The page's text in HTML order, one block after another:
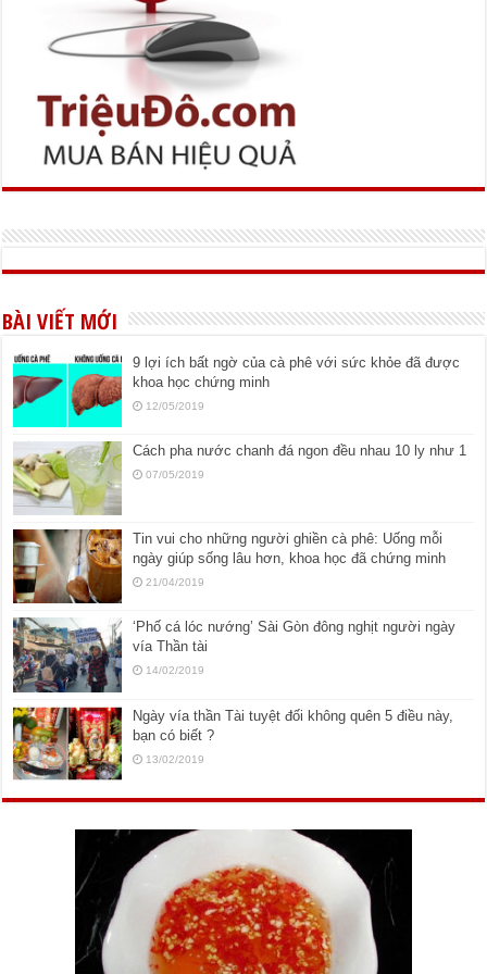
BÀI VIẾT MỚI
9 lợi ích bất ngờ của cà phê với sức khỏe đã được
khoa học chứng minh
12/05/2019
Cách pha nước chanh đá ngon đều nhau 10 ly như 1
07/05/2019
Tin vui cho những người ghiền cà phê: Uống mỗi
ngày giúp sống lâu hơn, khoa học đã chứng minh
21/04/2019
‘Phố cá lóc nướng’ Sài Gòn đông nghịt người ngày
vía Thần tài
14/02/2019
Ngày vía thần Tài tuyệt đối không quên 5 điều này,
bạn có biết ?
13/02/2019